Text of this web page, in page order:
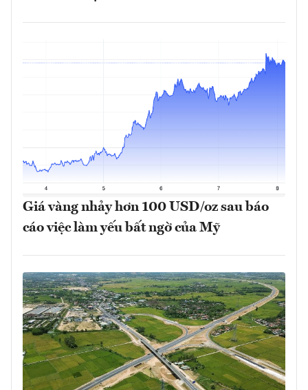
Giá vàng nhảy hơn 100 USD/oz sau báo
cáo việc làm yếu bất ngờ của Mỹ